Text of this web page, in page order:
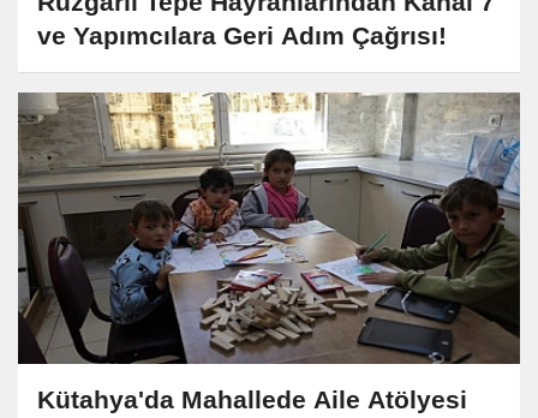
ve Yapımcılara Geri Adım Çağrısı!
Kütahya'da Mahallede Aile Atölyesi